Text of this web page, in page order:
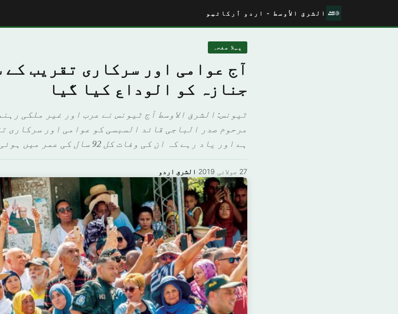
الشرق الأوسط - اردو آرکائیو
پہلا صفحہ
آج عوامی اور سرکاری تقریب کے
جنازہ کو الوداع کیا گیا
ٹیونس: الشرق الاوسط آج ٹیونس نے عرب اور غیر ملکی
مرحوم صدر الباجی قائد السبسی کو عوامی اور سرکاری
ہے اور یاد رہے کہ ان کی وفات کل 92 سال کی عمر میں ہوئی ہے۔ ٹیونس کی حکومت نے […]
الشرق اردو · 27 جولائی 2019